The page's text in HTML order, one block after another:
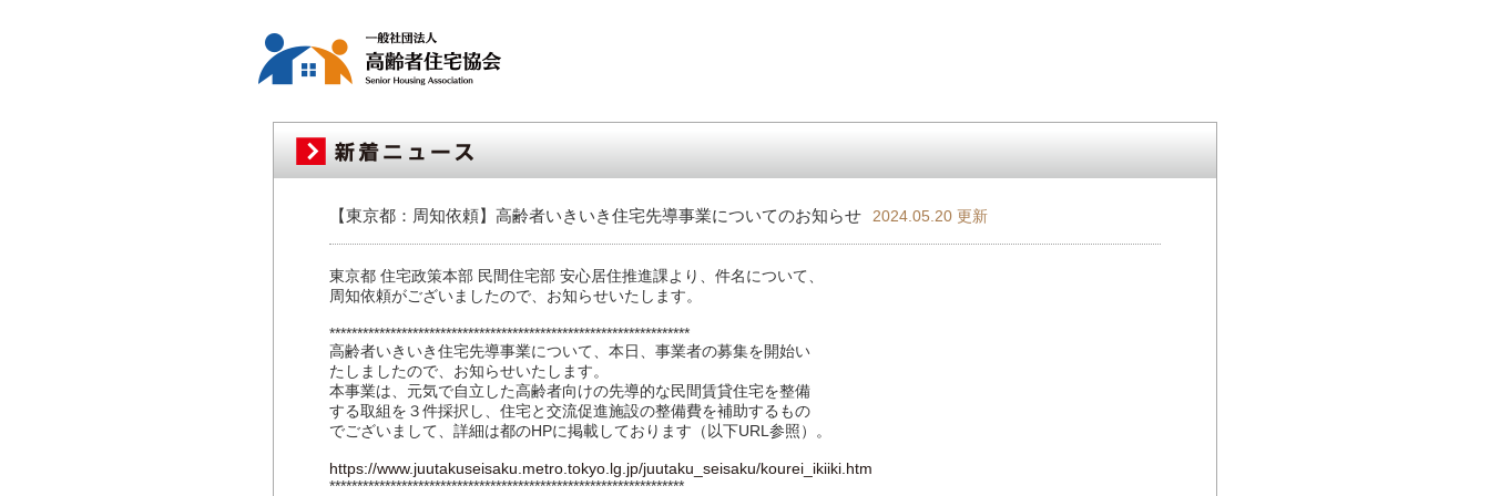
【東京都：周知依頼】高齢者いきいき住宅先導事業についてのお知らせ 2024.05.20 更新
東京都 住宅政策本部 民間住宅部 安心居住推進課より、件名について、
周知依頼がございましたので、お知らせいたします。
*****************************************************************
高齢者いきいき住宅先導事業について、本日、事業者の募集を開始い
たしましたので、お知らせいたします。
本事業は、元気で自立した高齢者向けの先導的な民間賃貸住宅を整備
する取組を３件採択し、住宅と交流促進施設の整備費を補助するもの
でございまして、詳細は都のHPに掲載しております（以下URL参照）。
https://www.juutakuseisaku.metro.tokyo.lg.jp/juutaku_seisaku/kourei_ikiiki.htm
****************************************************************